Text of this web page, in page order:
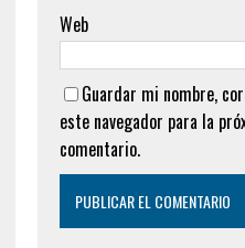
Web
Guardar mi nombre,
este navegador para la
comentario.